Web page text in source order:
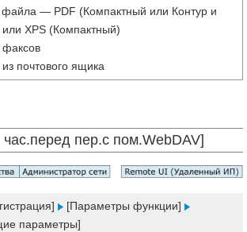
— PDF (Компактный или Контур и
XPS (Компактный)
факсов
почтового ящика
пер.с пом.WebDAV]
[Параметры функции]
параметры]